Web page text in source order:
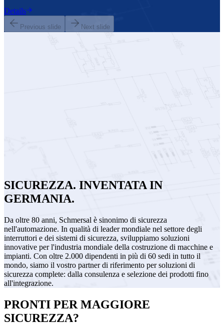
Details
Previous slide Next slide
SICUREZZA. INVENTATA IN
GERMANIA.
Da oltre 80 anni, Schmersal è sinonimo di sicurezza
nell'automazione. In qualità di leader mondiale nel settore degli
interruttori e dei sistemi di sicurezza, sviluppiamo soluzioni
innovative per l'industria mondiale della costruzione di macchine e
impianti. Con oltre 2.000 dipendenti in più di 60 sedi in tutto il
mondo, siamo il vostro partner di riferimento per soluzioni di
sicurezza complete: dalla consulenza e selezione dei prodotti fino
all'integrazione.
PRONTI PER MAGGIORE
SICUREZZA?